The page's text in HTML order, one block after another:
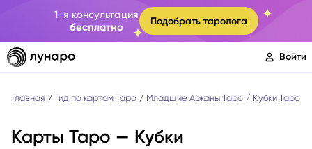
1-я консультация
бесплатно
Подобрать таролога
Войти
Главная Гид по картам Таро Младшие Арканы Таро Кубки Таро
Карты Таро — Кубки